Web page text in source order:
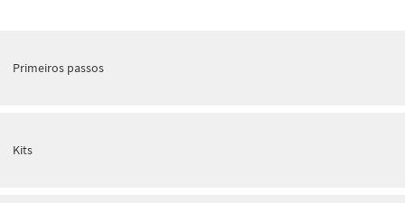
Primeiros passos
Kits